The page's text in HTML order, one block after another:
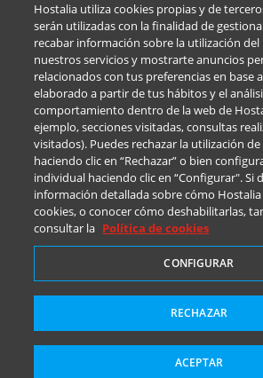
Hostalia utiliza cookies propias y de
serán utilizadas con la finalidad de
recabar información sobre la utilización
nuestros servicios y mostrarte anuncios
relacionados con tus preferencias en base
elaborado a partir de tus hábitos y el
comportamiento dentro de la web de
ejemplo, secciones visitadas, consultas
visitados). Puedes rechazar la utilización
haciendo clic en “Rechazar” o bien
individual haciendo clic en “Configurar". Si
información detallada sobre cómo
cookies, o conocer cómo deshabilitarlas,
consultar la Política de cookies
CONFIGURAR
RECHAZAR
ACEPTAR